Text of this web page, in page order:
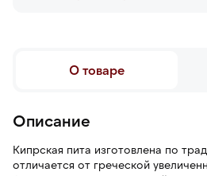
О товаре
Описание
Кипрская пита изготовлена по
отличается от греческой